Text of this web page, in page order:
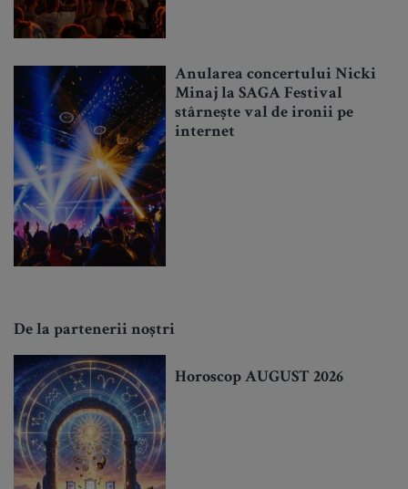
Anularea concertului Nicki
Minaj la SAGA Festival
stârnește val de ironii pe
internet
De la partenerii noștri
Horoscop AUGUST 2026